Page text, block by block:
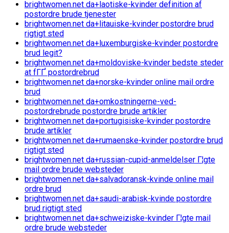
brightwomen.net da+laotiske-kvinder definition af
postordre brude tjenester
brightwomen.net da+litauiske-kvinder postordre brud
rigtigt sted
brightwomen.net da+luxemburgiske-kvinder postordre
brud legit?
brightwomen.net da+moldoviske-kvinder bedste steder
at fГҐ postordrebrud
brightwomen.net da+norske-kvinder online mail ordre
brud
brightwomen.net da+omkostningerne-ved-
postordrebrude postordre brude artikler
brightwomen.net da+portugisiske-kvinder postordre
brude artikler
brightwomen.net da+rumaenske-kvinder postordre brud
rigtigt sted
brightwomen.net da+russian-cupid-anmeldelser Г¦gte
mail ordre brude websteder
brightwomen.net da+salvadoransk-kvinde online mail
ordre brud
brightwomen.net da+saudi-arabisk-kvinde postordre
brud rigtigt sted
brightwomen.net da+schweiziske-kvinder Г¦gte mail
ordre brude websteder